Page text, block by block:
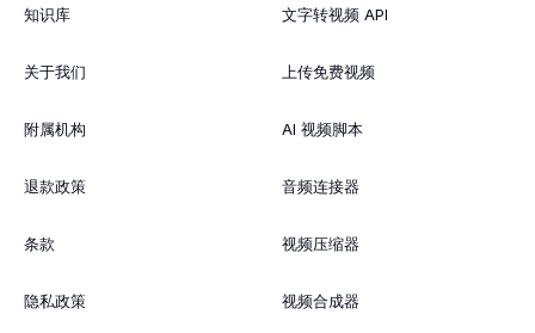
知识库
关于我们
附属机构
退款政策
条款
隐私政策
文字转视频 API
上传免费视频
AI 视频脚本
音频连接器
视频压缩器
视频合成器